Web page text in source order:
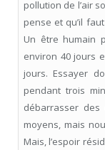
pollution de l’air
pense et qu’il
Un être humain
environ 40 jours
jours. Essayer
pendant trois
débarrasser
moyens, mais
Mais, l’espoir